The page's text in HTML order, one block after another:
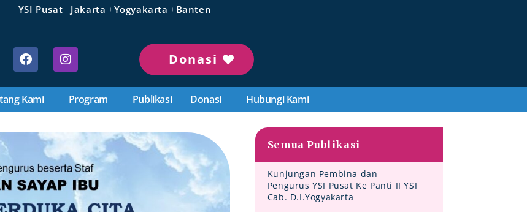
YSI Pusat Jakarta Yogyakarta Banten
Donasi
Kami Program Publikasi Donasi Hubungi Kami
Semua Publikasi
Kunjungan Pembina dan
Pengurus YSI Pusat Ke Panti II YSI
Cab. D.I.Yogyakarta